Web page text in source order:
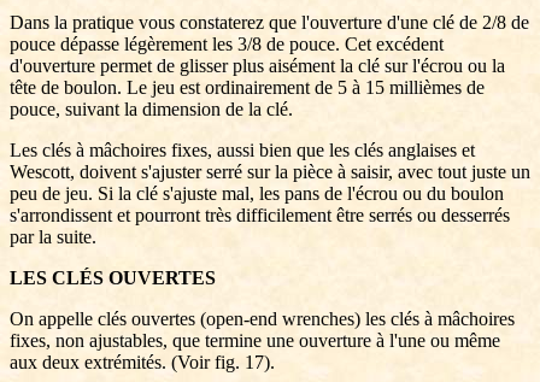
Dans la pratique vous constaterez que l'ouverture d'une clé de 2/8 de
pouce dépasse légèrement les 3/8 de pouce. Cet excédent
d'ouverture permet de glisser plus aisément la clé sur l'écrou ou la
tête de boulon. Le jeu est ordinairement de 5 à 15 millièmes de
pouce, suivant la dimension de la clé.
Les clés à mâchoires fixes, aussi bien que les clés anglaises et
Wescott, doivent s'ajuster serré sur la pièce à saisir, avec tout juste un
peu de jeu. Si la clé s'ajuste mal, les pans de l'écrou ou du boulon
s'arrondissent et pourront très difficilement être serrés ou desserrés
par la suite.
LES CLÉS OUVERTES
On appelle clés ouvertes (open-end wrenches) les clés à mâchoires
fixes, non ajustables, que termine une ouverture à l'une ou même
aux deux extrémités. (Voir fig. 17).